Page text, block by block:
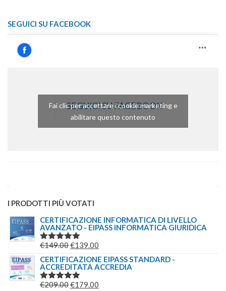
SEGUICI SU FACEBOOK
SEGUICI SU FACEBOOK
Fai clic per accettare i cookie marketing e
abilitare questo contenuto
I PRODOTTI PIÙ VOTATI
CERTIFICAZIONE INFORMATICA DI LIVELLO
AVANZATO - EIPASS INFORMATICA GIURIDICA
VALUTATO
€149.00IL
PREZZO
ORIGINALE
ERA:
€139.00
PREZZO
ATTUALE
CERTIFICAZIONE EIPASS STANDARD -
ACCREDITATA ACCREDIA
VALUTATO
€209.00IL
€179.00